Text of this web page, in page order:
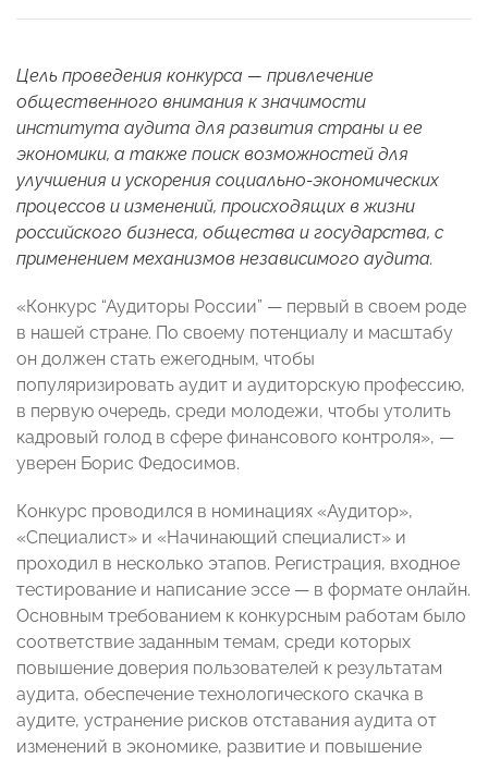
Цель проведения конкурса — привлечение
общественного внимания к значимости
института аудита для развития страны и ее
экономики, а также поиск возможностей для
улучшения и ускорения социально-экономических
процессов и изменений, происходящих в жизни
российского бизнеса, общества и государства, с
применением механизмов независимого аудита.
«Конкурс “Аудиторы России” — первый в своем роде
в нашей стране. По своему потенциалу и масштабу
он должен стать ежегодным, чтобы
популяризировать аудит и аудиторскую профессию,
в первую очередь, среди молодежи, чтобы утолить
кадровый голод в сфере финансового контроля», —
уверен Борис Федосимов.
Конкурс проводился в номинациях «Аудитор»,
«Специалист» и «Начинающий специалист» и
проходил в несколько этапов. Регистрация, входное
тестирование и написание эссе — в формате онлайн.
Основным требованием к конкурсным работам было
соответствие заданным темам, среди которых
повышение доверия пользователей к результатам
аудита, обеспечение технологического скачка в
аудите, устранение рисков отставания аудита от
изменений в экономике, развитие и повышение